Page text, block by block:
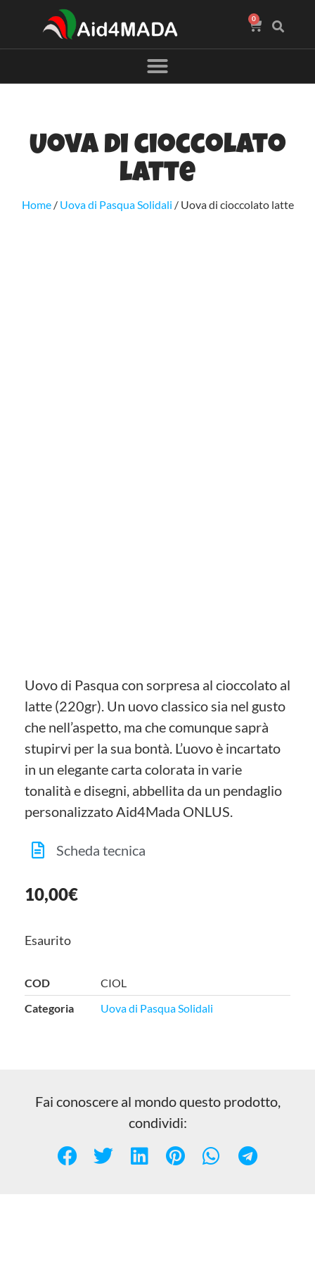
0
Uova di cioccolato
latte
Home/ Uova di Pasqua Solidali / Uova di cioccolato latte
Uovo di Pasqua con sorpresa al cioccolato al
latte (220gr). Un uovo classico sia nel gusto
che nell’aspetto, ma che comunque saprà
stupirvi per la sua bontà. L’uovo è incartato
in un elegante carta colorata in varie
tonalità e disegni, abbellita da un pendaglio
personalizzato Aid4Mada ONLUS.
Scheda tecnica
10,00€
Esaurito
COD
CIOL
Categoria
Uova di Pasqua Solidali
Fai conoscere al mondo questo prodotto,
condividi: